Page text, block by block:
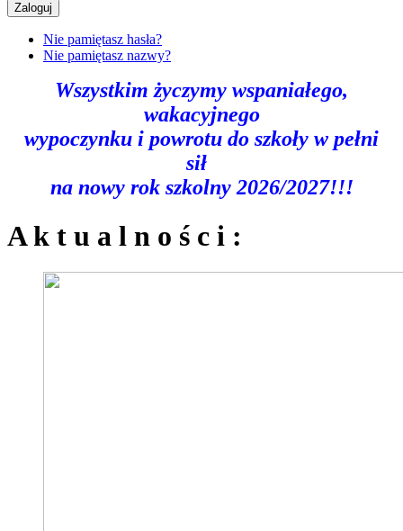
Zaloguj
Nie pamiętasz hasła?
Nie pamiętasz nazwy?
Wszystkim życzymy wspaniałego,
wakacyjnego
wypoczynku i powrotu do szkoły w pełni
sił
na nowy rok szkolny 2026/2027!!!
A k t u a l n o ś c i :